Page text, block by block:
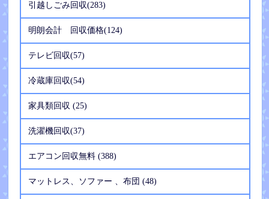
引越しごみ回収(283)
明朗会計 回収価格(124)
テレビ回収(57)
冷蔵庫回収(54)
家具類回収 (25)
洗濯機回収(37)
エアコン回収無料 (388)
マットレス、ソファー 、布団 (48)